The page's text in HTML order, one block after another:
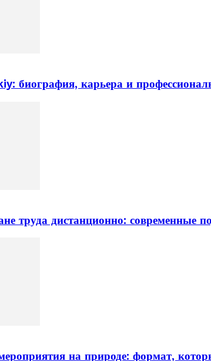
биография, карьера и
труда дистанционно: современные
на природе: формат,